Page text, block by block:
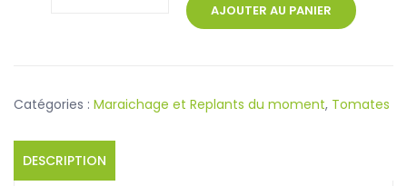
Crimé
AJOUTER AU PANIER
Catégories : Maraichage et Replants du moment, Tomates
DESCRIPTION